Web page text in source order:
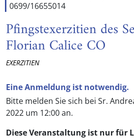
0699/16655014
Pfingstexerzitien des
Florian Calice CO
EXERZITIEN
Eine Anmeldung ist notwendig.
Bitte melden Sie sich bei Sr.
2022 um 12:00 an.
Diese Veranstaltung ist nur für